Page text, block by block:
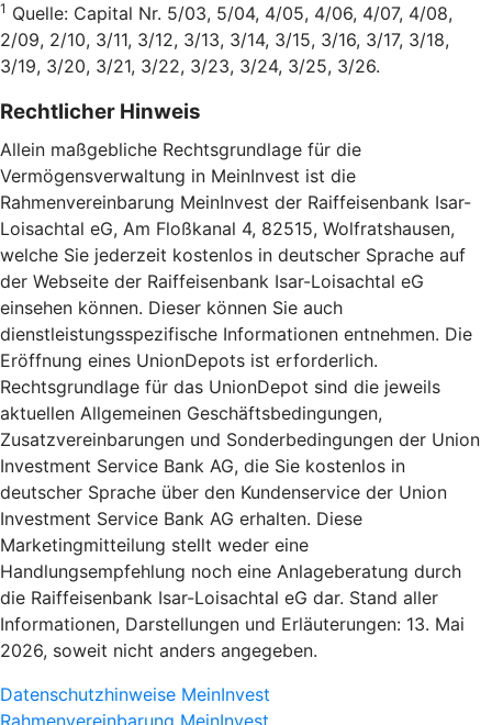
1 Quelle: Capital Nr. 5/03, 5/04, 4/05, 4/06, 4/07, 4/08,
2/09, 2/10, 3/11, 3/12, 3/13, 3/14, 3/15, 3/16, 3/17, 3/18,
3/19, 3/20, 3/21, 3/22, 3/23, 3/24, 3/25, 3/26.
Rechtlicher Hinweis
Allein maßgebliche Rechtsgrundlage für die
Vermögensverwaltung in MeinInvest ist die
Rahmenvereinbarung MeinInvest der Raiffeisenbank Isar-
Loisachtal eG, Am Floßkanal 4, 82515, Wolfratshausen,
welche Sie jederzeit kostenlos in deutscher Sprache auf
der Webseite der Raiffeisenbank Isar-Loisachtal eG
einsehen können. Dieser können Sie auch
dienstleistungsspezifische Informationen entnehmen. Die
Eröffnung eines UnionDepots ist erforderlich.
Rechtsgrundlage für das UnionDepot sind die jeweils
aktuellen Allgemeinen Geschäftsbedingungen,
Zusatzvereinbarungen und Sonderbedingungen der Union
Investment Service Bank AG, die Sie kostenlos in
deutscher Sprache über den Kundenservice der Union
Investment Service Bank AG erhalten. Diese
Marketingmitteilung stellt weder eine
Handlungsempfehlung noch eine Anlageberatung durch
die Raiffeisenbank Isar-Loisachtal eG dar. Stand aller
Informationen, Darstellungen und Erläuterungen: 13. Mai
2026, soweit nicht anders angegeben.
Datenschutzhinweise MeinInvest